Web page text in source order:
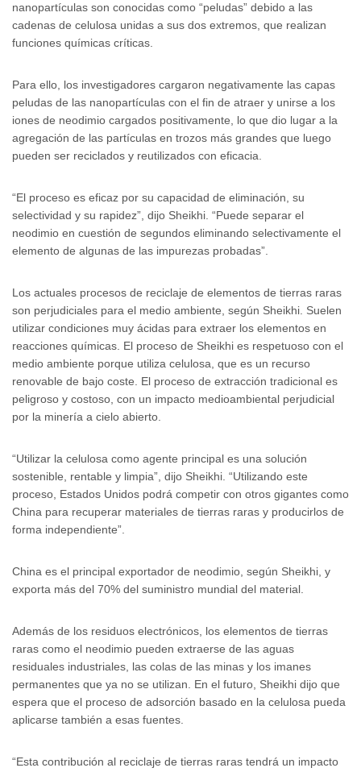
nanopartículas son conocidas como “peludas” debido a las
cadenas de celulosa unidas a sus dos extremos, que realizan
funciones químicas críticas.
Para ello, los investigadores cargaron negativamente las capas
peludas de las nanopartículas con el fin de atraer y unirse a los
iones de neodimio cargados positivamente, lo que dio lugar a la
agregación de las partículas en trozos más grandes que luego
pueden ser reciclados y reutilizados con eficacia.
“El proceso es eficaz por su capacidad de eliminación, su
selectividad y su rapidez”, dijo Sheikhi. “Puede separar el
neodimio en cuestión de segundos eliminando selectivamente el
elemento de algunas de las impurezas probadas”.
Los actuales procesos de reciclaje de elementos de tierras raras
son perjudiciales para el medio ambiente, según Sheikhi. Suelen
utilizar condiciones muy ácidas para extraer los elementos en
reacciones químicas. El proceso de Sheikhi es respetuoso con el
medio ambiente porque utiliza celulosa, que es un recurso
renovable de bajo coste. El proceso de extracción tradicional es
peligroso y costoso, con un impacto medioambiental perjudicial
por la minería a cielo abierto.
“Utilizar la celulosa como agente principal es una solución
sostenible, rentable y limpia”, dijo Sheikhi. “Utilizando este
proceso, Estados Unidos podrá competir con otros gigantes como
China para recuperar materiales de tierras raras y producirlos de
forma independiente”.
China es el principal exportador de neodimio, según Sheikhi, y
exporta más del 70% del suministro mundial del material.
Además de los residuos electrónicos, los elementos de tierras
raras como el neodimio pueden extraerse de las aguas
residuales industriales, las colas de las minas y los imanes
permanentes que ya no se utilizan. En el futuro, Sheikhi dijo que
espera que el proceso de adsorción basado en la celulosa pueda
aplicarse también a esas fuentes.
“Esta contribución al reciclaje de tierras raras tendrá un impacto